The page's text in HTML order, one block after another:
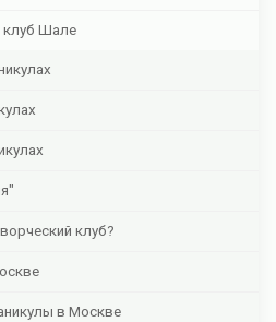
клуб Шале
клуб?
в Москве